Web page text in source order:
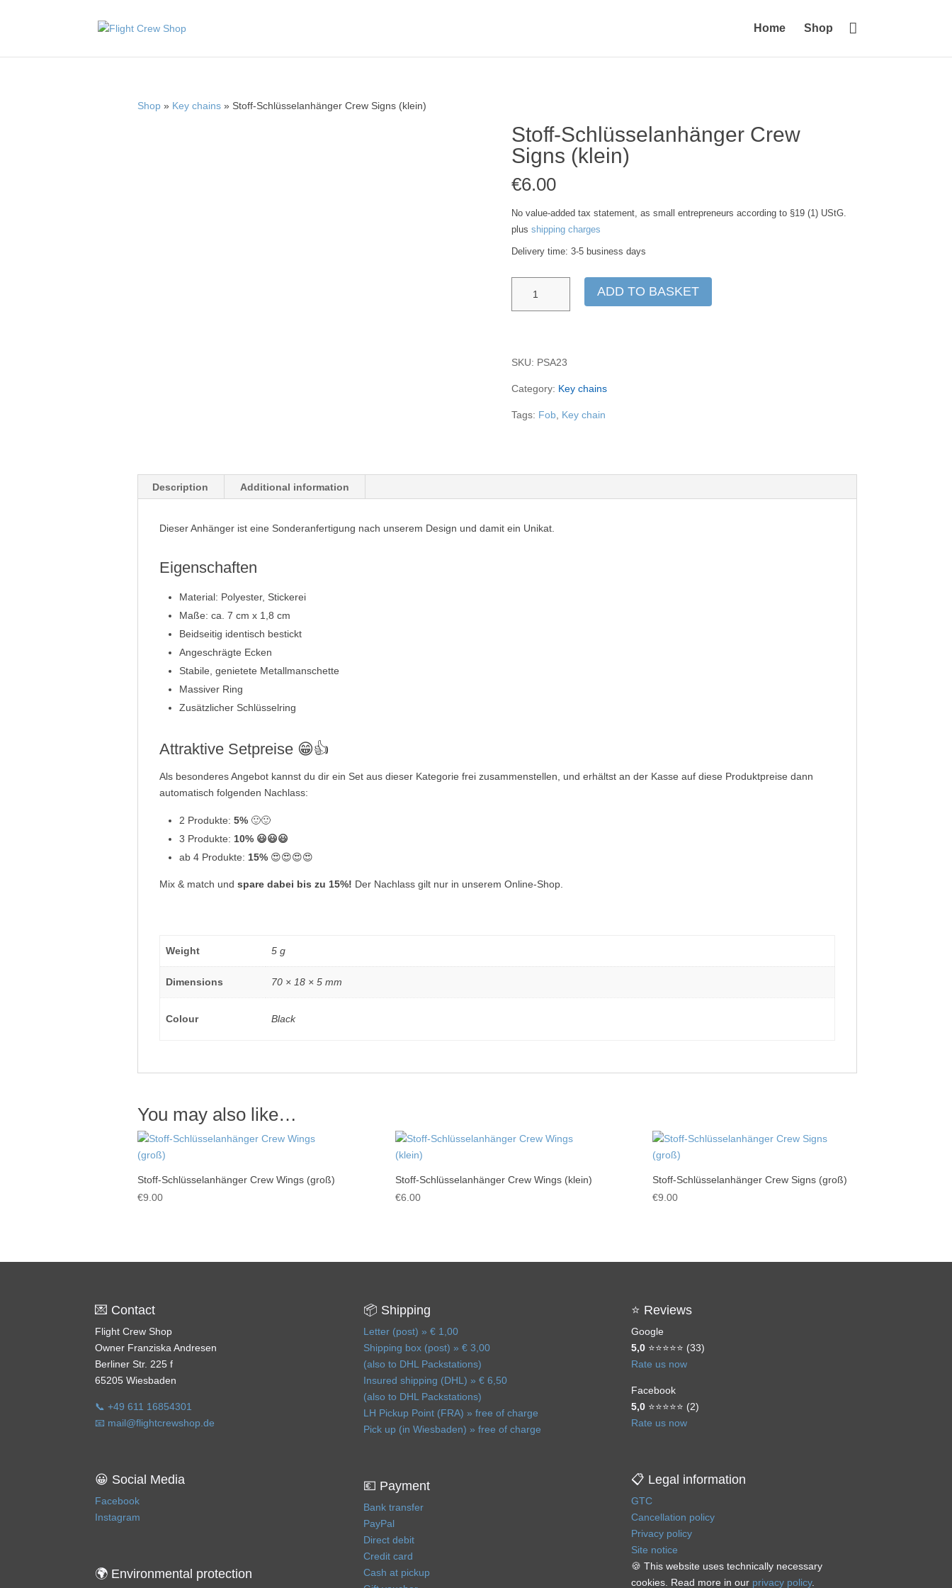
Home Shop 
Shop» Key chains» Stoff-Schlüsselanhänger Crew Signs (klein)
Stoff-Schlüsselanhänger Crew
Signs (klein)
€6.00
No value-added tax statement, as small entrepreneurs according to §19 (1) UStG.
plus shipping charges
Delivery time: 3-5 business days
Schlüsselanhänger
quantity
ADD TO BASKET
SKU: PSA23
Category: Key chains
Tags: Fob, Key chain
Description Additional information
Dieser Anhänger ist eine Sonderanfertigung nach unserem Design und damit ein Unikat.
Eigenschaften
Material: Polyester, Stickerei
Maße: ca. 7 cm x 1,8 cm
Beidseitig identisch bestickt
Angeschrägte Ecken
Stabile, genietete Metallmanschette
Massiver Ring
Zusätzlicher Schlüsselring
Attraktive Setpreise 😁👍
Als besonderes Angebot kannst du dir ein Set aus dieser Kategorie frei zusammenstellen, und erhältst an der Kasse auf diese Produktpreise dann
automatisch folgenden Nachlass:
2 Produkte: 5% 🙂🙂
3 Produkte: 10% 😃😃😃
ab 4 Produkte: 15%😍😍😍😍
Mix & match und spare dabei bis zu 15%! Der Nachlass gilt nur in unserem Online-Shop.
Weight 5 g
Dimensions 70 × 18 × 5 mm
Colour Black
You may also like…
Stoff-Schlüsselanhänger Crew Wings (groß)
€9.00
Stoff-Schlüsselanhänger Crew Wings (klein)
€6.00
Stoff-Schlüsselanhänger Crew Signs (groß)
€9.00
💌 Contact
Flight Crew Shop
Owner Franziska Andresen
Berliner Str. 225 f
65205 Wiesbaden
📞 +49 611 16854301
📧 mail@flightcrewshop.de
😀 Social Media
Facebook
Instagram
🌍 Environmental protection
📦 Shipping
Letter (post) » € 1,00
Shipping box (post) » € 3,00
(also to DHL Packstations)
Insured shipping (DHL) » € 6,50
(also to DHL Packstations)
LH Pickup Point (FRA) » free of charge
Pick up (in Wiesbaden) » free of charge
💶 Payment
Bank transfer
PayPal
Direct debit
Credit card
Cash at pickup
⭐ Reviews
Google
5,0⭐⭐⭐⭐⭐ (33)
Rate us now
Facebook
5,0⭐⭐⭐⭐⭐ (2)
Rate us now
📋 Legal information
GTC
Cancellation policy
Privacy policy
Site notice
🍪 This website uses technically necessary
cookies. Read more in our privacy policy.